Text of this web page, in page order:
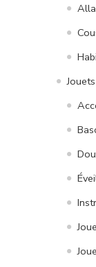
Jouets